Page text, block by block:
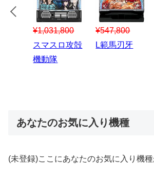
¥547,800
スマスロハナ
ビ
¥150,000
スマスロ秘宝
あなたのお気に入り機種
(未登録)ここにあなたのお気に入り機種